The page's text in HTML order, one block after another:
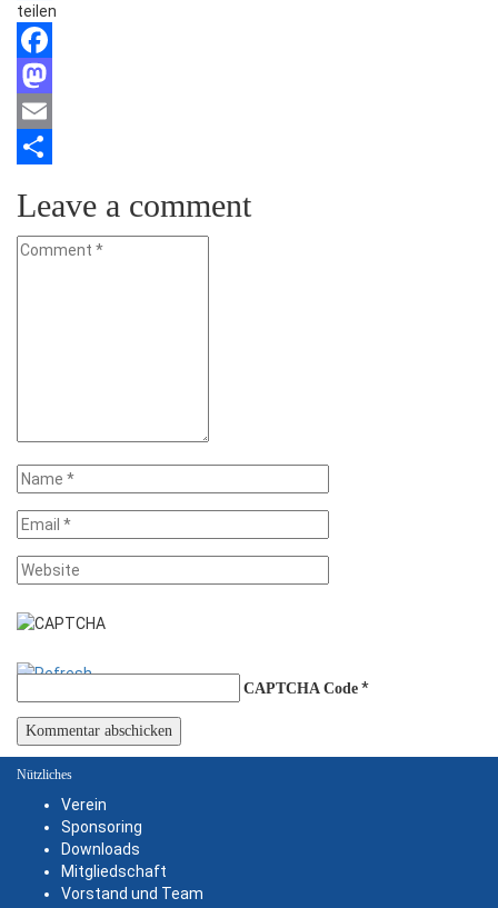
Teilen
teilen
Facebook
Mastodon
Email
Leave a comment
CAPTCHA Code *
Nützliches
Verein
Sponsoring
Downloads
Mitgliedschaft
Vorstand und Team